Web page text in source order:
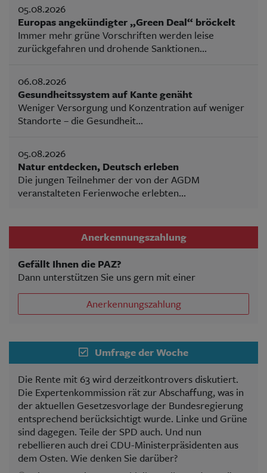
05.08.2026
Europas angekündigter „Green Deal“ bröckelt
Immer mehr grüne Vorschriften werden leise
zurückgefahren und drohende Sanktionen...
06.08.2026
Gesundheitssystem auf Kante genäht
Weniger Versorgung und Konzentration auf weniger
Standorte – die Gesundheit...
05.08.2026
Natur entdecken, Deutsch erleben
Die jungen Teilnehmer der von der AGDM
veranstalteten Ferienwoche erlebten...
Anerkennungszahlung
Gefällt Ihnen die PAZ?
Dann unterstützen Sie uns gern mit einer
Anerkennungszahlung
Umfrage der Woche
Die Rente mit 63 wird derzeitkontrovers diskutiert.
Die Expertenkommission rät zur Abschaffung, was in
der aktuellen Gesetzesvorlage der Bundesregierung
entsprechend berücksichtigt wurde. Linke und Grüne
sind dagegen. Teile der SPD auch. Und nun
rebellieren auch drei CDU-Ministerpräsidenten aus
dem Osten. Wie denken Sie darüber?